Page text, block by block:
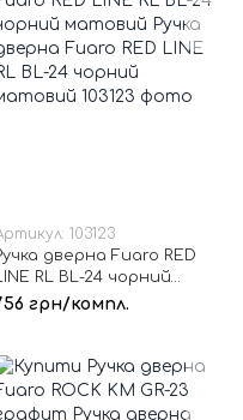
103123
дверна Fuaro RED
RL BL-24 чорний
грн/компл.